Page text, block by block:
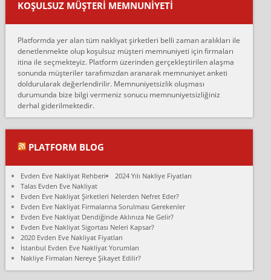
oldukça tutarsı...
Ankara Alicanlar naklyat tel 5465524025. 2600 TL'ye ankaradan
Konya ya Alicanlar naklyat la anlaştık bu şahıs evin taşınacağı gün
fiyatın mazoto gele...
Fatih kokmese:
Diyarbakır dan eşyamı getirtmek için anlaştım sözleşme yaptım.
Son anda fiyat artırdılar.. mecburiyetten tasittim.. bu kişiler ağrılı
Ali:
olduk. Asansörlü dediler sonra uraya asansör kurulmaz dediler
fark istediler. ortada asa...
Nimet:
Ben 2021 Ağustos ilk haftası Evimi taşıdım yani İstanbul'un bir
Mahallesi'nden bir başka Mahallesi'ne yani Ümraniye bölgesinde
oturuyorum önceleri ara...
Nimet Köse:
Merhaba ben 2021 Ağustos ilk haftası evimi Ümraniye'den Çok
KOŞULSUZ MÜŞTERI MEMNUNIYETI
Platformda yer alan tüm nakliyat şirketleri belli zaman aralıkları ile
denetlenmekte olup koşulsuz müşteri memnuniyeti için firmaları
itina ile seçmekteyiz. Platform üzerinden gerçekleştirilen alaşma
sonunda müşteriler tarafımızdan aranarak memnuniyet anketi
doldurularak değerlendirilir. Memnuniyetsizlik oluşması
durumunda bize bilgi vermeniz sonucu memnuniyetsizliğiniz
derhal giderilmektedir.
PLATFORM BLOG
Evden Eve Nakliyat Rehberi
2024 Yılı Nakliye Fiyatları
Talas Evden Eve Nakliyat
Evden Eve Nakliyat Şirketleri Nelerden Nefret Eder?
Evden Eve Nakliyat Firmalarına Sorulması Gerekenler
Evden Eve Nakliyat Dendiğinde Aklınıza Ne Gelir?
Evden Eve Nakliyat Sigortası Neleri Kapsar?
2020 Evden Eve Nakliyat Fiyatları
İstanbul Evden Eve Nakliyat Yorumları
Nakliye Firmaları Nereye Şikayet Edilir?